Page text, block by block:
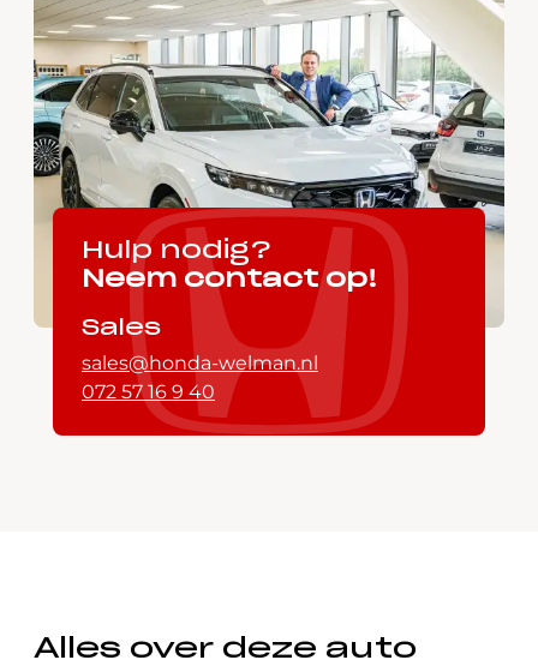
Hulp nodig?
Neem contact op!
Sales
sales@honda-welman.nl
072 57 16 9 40
Alles over deze auto